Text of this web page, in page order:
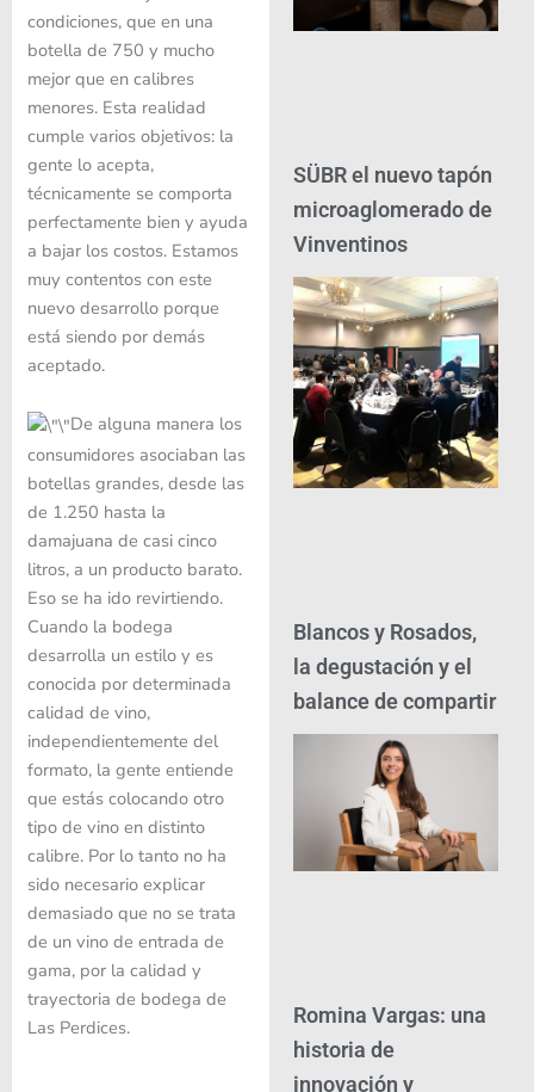
condiciones, que en una
botella de 750 y mucho
mejor que en calibres
menores. Esta realidad
cumple varios objetivos: la
gente lo acepta,
técnicamente se comporta
perfectamente bien y ayuda
a bajar los costos. Estamos
muy contentos con este
nuevo desarrollo porque
está siendo por demás
aceptado.
De alguna manera los
consumidores asociaban las
botellas grandes, desde las
de 1.250 hasta la
damajuana de casi cinco
litros, a un producto barato.
Eso se ha ido revirtiendo.
Cuando la bodega
desarrolla un estilo y es
conocida por determinada
calidad de vino,
independientemente del
formato, la gente entiende
que estás colocando otro
tipo de vino en distinto
calibre. Por lo tanto no ha
sido necesario explicar
demasiado que no se trata
de un vino de entrada de
gama, por la calidad y
trayectoria de bodega de
Las Perdices.
SÜBR el nuevo tapón
microaglomerado de
Vinventinos
Blancos y Rosados,
la degustación y el
balance de compartir
Romina Vargas: una
historia de
innovación y